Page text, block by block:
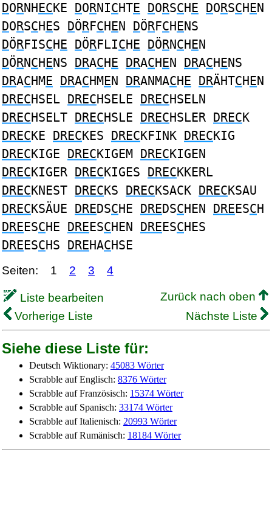
DORNHECKE DORNICHTE DORSCHE DORSCHEN
DORSCHES DÖRFCHEN DÖRFCHENS
DÖRFISCHE DÖRFLICHE DÖRNCHEN
DÖRNCHENS DRACHE DRACHEN DRACHENS
DRACHME DRACHMEN DRANMACHE DRÄHTCHEN
DRECHSEL DRECHSELE DRECHSELN
DRECHSELT DRECHSLE DRECHSLER DRECK
DRECKE DRECKES DRECKFINK DRECKIG
DRECKIGE DRECKIGEM DRECKIGEN
DRECKIGER DRECKIGES DRECKKERL
DRECKNEST DRECKS DRECKSACK DRECKSAU
DRECKSÄUE DREDSCHE DREDSCHEN DREESCH
DREESCHE DREESCHEN DREESCHES
DREESCHS DREHACHSE
Seiten: 1 2 3 4
Liste bearbeiten
Zurück nach oben
Vorherige Liste
Nächste Liste
Siehe diese Liste für:
Deutsch Wiktionary: 45083 Wörter
Scrabble auf Englisch: 8376 Wörter
Scrabble auf Französisch: 15374 Wörter
Scrabble auf Spanisch: 33174 Wörter
Scrabble auf Italienisch: 20993 Wörter
Scrabble auf Rumänisch: 18184 Wörter